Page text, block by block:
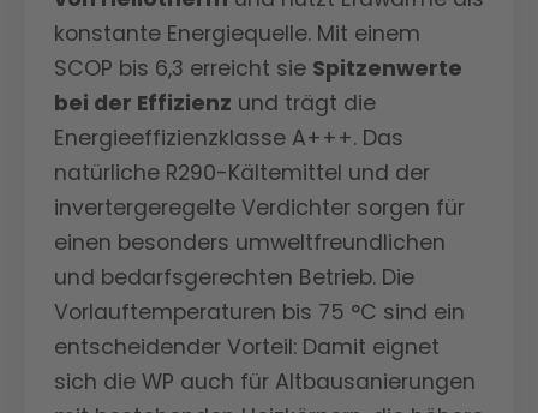
konstante Energiequelle. Mit einem
SCOP bis 6,3 erreicht sie Spitzenwerte
bei der Effizienz und trägt die
Energieeffizienzklasse A+++. Das
natürliche R290-Kältemittel und der
invertergeregelte Verdichter sorgen für
einen besonders umweltfreundlichen
und bedarfsgerechten Betrieb. Die
Vorlauftemperaturen bis 75 °C sind ein
entscheidender Vorteil: Damit eignet
sich die WP auch für Altbausanierungen